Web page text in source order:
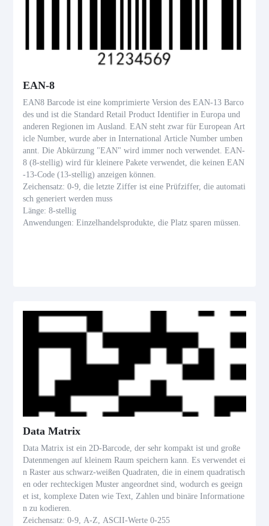
EAN-8
EAN8 Barcode ist eine komprimierte Version des EAN-13 Barco
des und ist die Standard Retail Product Identifier in Europa und
anderen Regionen im Ausland. EAN steht zwar für European Art
icle Number, wurde aber in International Article Number umben
annt. Die Abkürzung "EAN" wird immer noch verwendet. EAN-
8 (8-stellig) wird für kleinere Pakete verwendet, die keinen EAN
-13-Code (13-stellig) anzeigen können.
Zeichensatz: 0-9, die letzte Ziffer ist eine Prüfziffer, die automati
sch generiert werden muss
Länge: 8-stellig
Anwendungen: Einzelhandelsprodukte, die Platz sparen müssen.
Data Matrix
Data Matrix ist ein 2D-Barcode, der sehr kompakt ist und große
Datenmengen auf kleinem Raum speichern kann. Es verwendet ei
n Raster aus schwarz-weißen Quadraten, die in einem quadratisch
en oder rechteckigen Muster angeordnet sind, wodurch es geeign
et ist, komplexe Daten wie Text, Zahlen und binäre Informatione
n zu kodieren.
Zeichensatz: 0-9, A-Z, ASCII-Werte 0-255